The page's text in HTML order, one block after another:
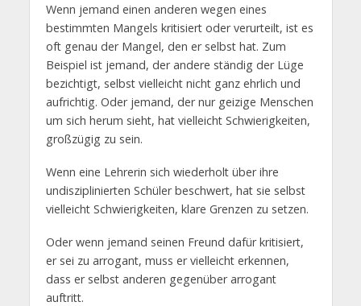
Wenn jemand einen anderen wegen eines
bestimmten Mangels kritisiert oder verurteilt, ist es
oft genau der Mangel, den er selbst hat. Zum
Beispiel ist jemand, der andere ständig der Lüge
bezichtigt, selbst vielleicht nicht ganz ehrlich und
aufrichtig. Oder jemand, der nur geizige Menschen
um sich herum sieht, hat vielleicht Schwierigkeiten,
großzügig zu sein.
Wenn eine Lehrerin sich wiederholt über ihre
undisziplinierten Schüler beschwert, hat sie selbst
vielleicht Schwierigkeiten, klare Grenzen zu setzen.
Oder wenn jemand seinen Freund dafür kritisiert,
er sei zu arrogant, muss er vielleicht erkennen,
dass er selbst anderen gegenüber arrogant
auftritt.